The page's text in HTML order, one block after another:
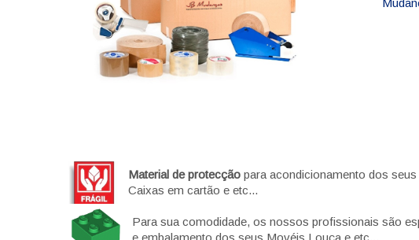
Material de protecção para acondicionamento dos
Caixas em cartão e etc...
Para sua comodidade, os nossos profissionais são